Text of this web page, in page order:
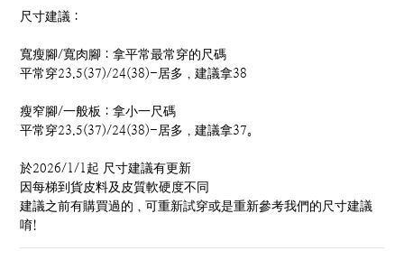
尺寸建議：
寬瘦腳/寬肉腳：拿平常最常穿的尺碼
平常穿23.5(37)/24(38)-居多，建議拿38
瘦窄腳/一般板：拿小一尺碼
平常穿23.5(37)/24(38)-居多，建議拿37。
於2026/1/1起 尺寸建議有更新
因每梯到貨皮料及皮質軟硬度不同
建議之前有購買過的，可重新試穿或是重新參考我們的尺寸建議
唷!